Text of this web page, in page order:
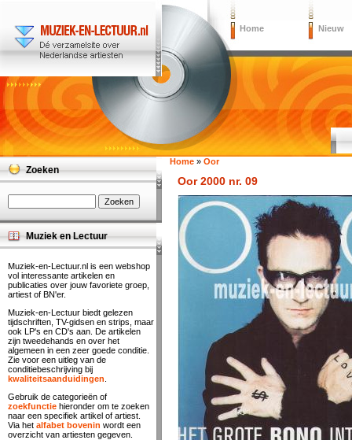
Home Nieuw
Home » Oor
Oor 2000 nr. 09
Zoeken
Muziek en Lectuur
Muziek-en-Lectuur.nl is een webshop
vol interessante artikelen en
publicaties over jouw favoriete groep,
artiest of BN'er.
Muziek-en-Lectuur biedt gelezen
tijdschriften, TV-gidsen en strips, maar
ook LP's en CD's aan. De artikelen
zijn tweedehands en over het
algemeen in een zeer goede conditie.
Zie voor een uitleg van de
conditiebeschrijving bij
kwaliteitsaanduidingen
Gebruik de categorieën of
zoekfunctie hieronder om te zoeken
naar een specifiek artikel of artiest.
Via het alfabet bovenin wordt een
overzicht van artiesten gegeven.